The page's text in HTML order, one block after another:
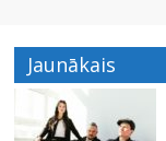
Jaunākais